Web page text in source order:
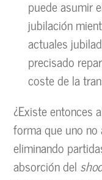
puede asumir
jubilación
actuales
precisado
coste de la
¿Existe entonces
forma que uno
eliminando
absorción del